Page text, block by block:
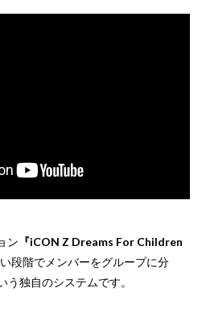
ン 『iCON Z Dreams For Children
段階でメンバーをグループに分
独自のシステムです。